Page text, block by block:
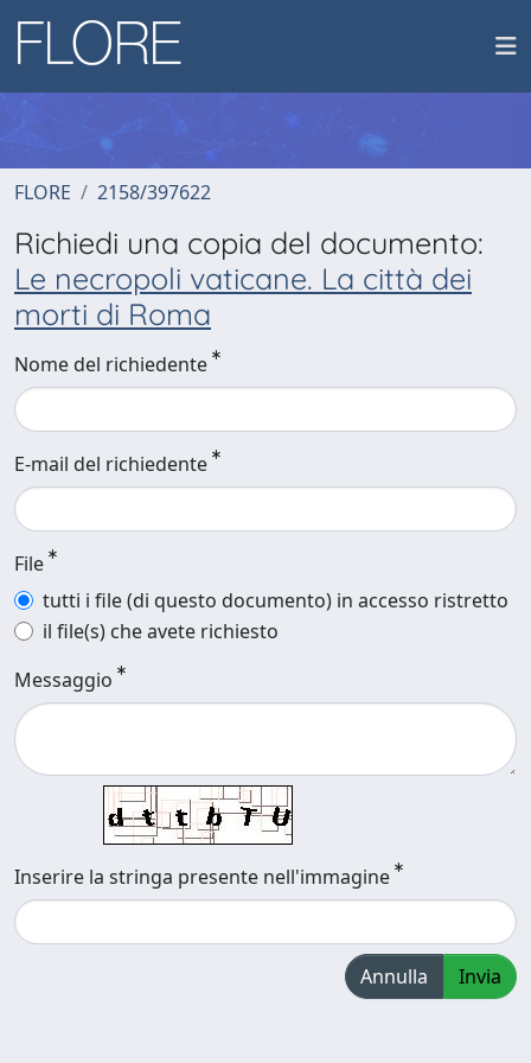
FLORE 2158/397622
Richiedi una copia del documento:
Le necropoli vaticane. La città dei
morti di Roma
Nome del richiedente
E-mail del richiedente
File
tutti i file (di questo documento) in accesso ristretto
il file(s) che avete richiesto
Messaggio
Inserire la stringa presente nell'immagine
Annulla Invia